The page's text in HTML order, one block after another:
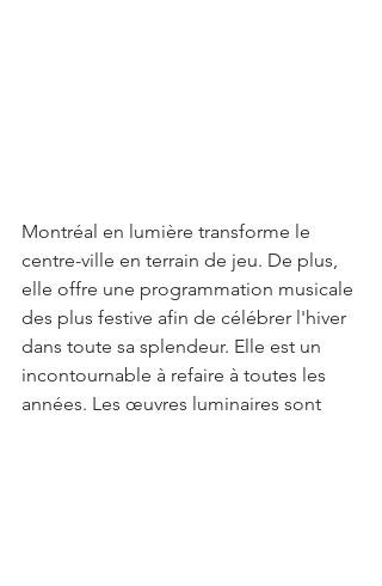
Montréal en lumière transforme le
centre-ville en terrain de jeu. De plus,
elle offre une programmation musicale
des plus festive afin de célébrer l'hiver
dans toute sa splendeur. Elle est un
incontournable à refaire à toutes les
années. Les œuvres luminaires sont